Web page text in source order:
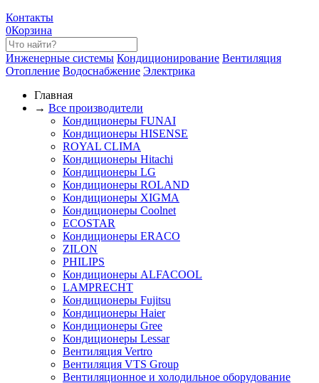
Контакты
0Корзина
Инженерные системы Кондиционирование Вентиляция
Отопление Водоснабжение Электрика
Главная
→ Все производители
Кондиционеры FUNAI
Кондиционеры HISENSE
ROYAL CLIMA
Кондиционеры Hitachi
Кондиционеры LG
Кондиционеры ROLAND
Кондиционеры XIGMA
Кондиционеры Coolnet
ECOSTAR
Кондиционеры ERACO
ZILON
PHILIPS
Кондиционеры ALFACOOL
LAMPRECHT
Кондиционеры Fujitsu
Кондиционеры Haier
Кондиционеры Gree
Кондиционеры Lessar
Вентиляция Vertro
Вентиляция VTS Group
Вентиляционное и холодильное оборудование